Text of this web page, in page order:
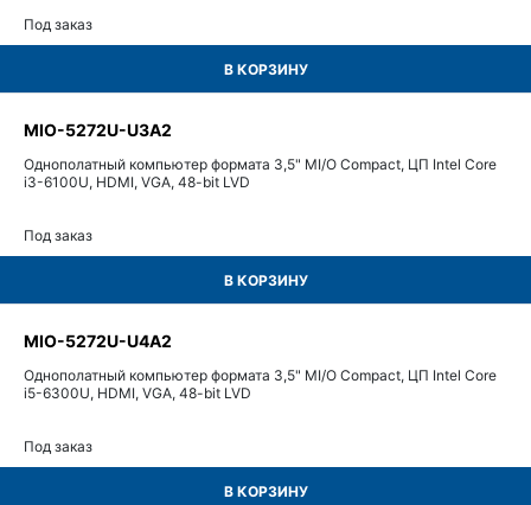
Под заказ
В КОРЗИНУ
MIO-5272U-U3A2
Однополатный компьютер формата 3,5" MI/O Compact, ЦП Intel Core
i3-6100U, HDMI, VGA, 48-bit LVD
Под заказ
В КОРЗИНУ
MIO-5272U-U4A2
Однополатный компьютер формата 3,5" MI/O Compact, ЦП Intel Core
i5-6300U, HDMI, VGA, 48-bit LVD
Под заказ
В КОРЗИНУ